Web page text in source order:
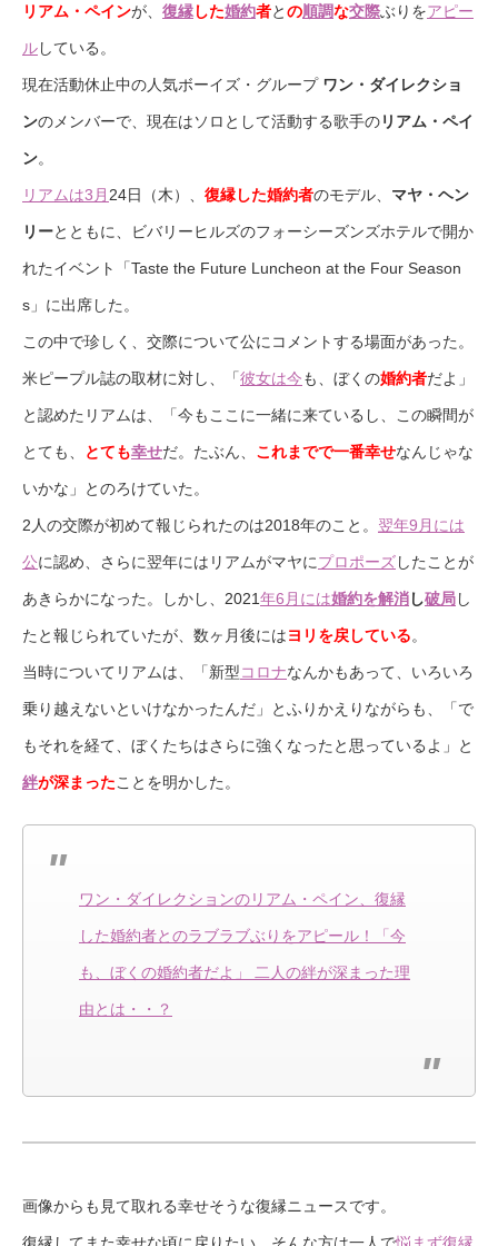
リアム・ペインが、 復縁した婚約者との順調な交際ぶりをアピー
ルしている。
現在活動休止中の人気ボーイズ・グループ ワン・ダイレクショ
ンのメンバーで、現在はソロとして活動する歌手のリアム・ペイ
ン。
リアムは3月 24日（木）、 復縁した婚約者のモデル、 マヤ・ヘン
リーとともに、ビバリーヒルズのフォーシーズンズホテルで開か
れたイベント「Taste the Future Luncheon at the Four Season
s」に出席した。
この中で珍しく、交際について公にコメントする場面があった。
米ピープル誌の取材に対し、「彼女は今も、ぼくの婚約者だよ」
と認めたリアムは、「今もここに一緒に来ているし、この瞬間が
とても、 とても幸せだ。たぶん、 これまでで一番幸せなんじゃな
いかな」とのろけていた。
2人の交際が初めて報じられたのは2018年のこと。 翌年9月には
公に認め、さらに翌年にはリアムがマヤにプロポーズしたことが
あきらかになった。しかし、2021年6月には婚約を解消し破局し
たと報じられていたが、数ヶ月後にはヨリを戻している。
当時についてリアムは、「新型コロナなんかもあって、いろいろ
乗り越えないといけなかったんだ」とふりかえりながらも、「で
もそれを経て、ぼくたちはさらに強くなったと思っているよ」と
絆が深まったことを明かした。
ワン・ダイレクションのリアム・ペイン、復縁
した婚約者とのラブラブぶりをアピール！「今
も、ぼくの婚約者だよ」 二人の絆が深まった理
由とは・・？
画像からも見て取れる幸せそうな復縁ニュースです。
復縁してまた幸せな頃に戻りたい、そんな方は一人で悩まず復縁